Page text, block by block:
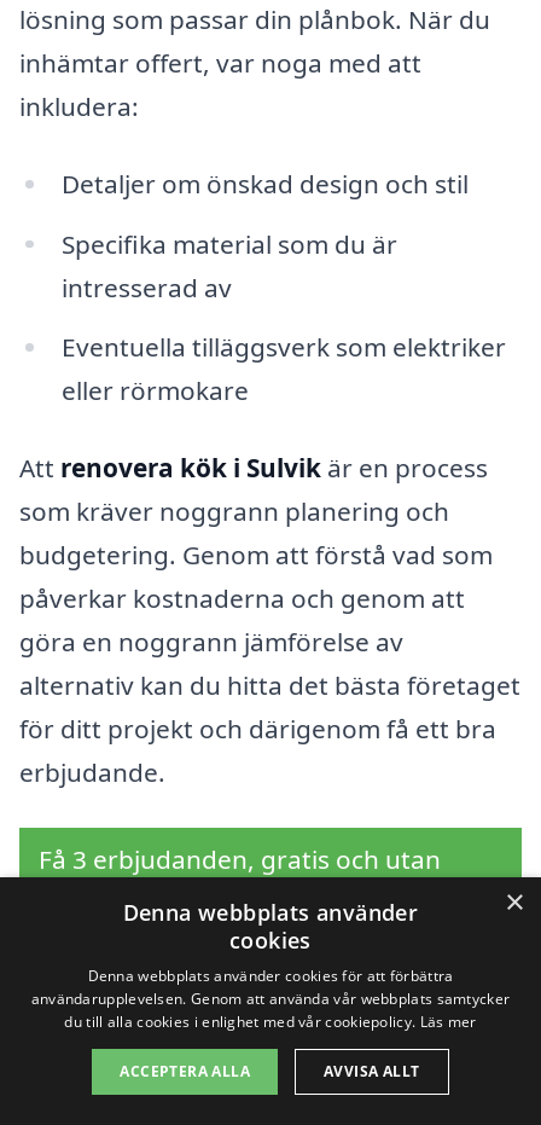
lösning som passar din plånbok. När du
inhämtar offert, var noga med att
inkludera:
Detaljer om önskad design och stil
Specifika material som du är
intresserad av
Eventuella tilläggsverk som elektriker
eller rörmokare
Att renovera kök i Sulvik är en process
som kräver noggrann planering och
budgetering. Genom att förstå vad som
påverkar kostnaderna och genom att
göra en noggrann jämförelse av
alternativ kan du hitta det bästa företaget
för ditt projekt och därigenom få ett bra
erbjudande.
Få 3 erbjudanden, gratis och utan
förpliktelser
Sök efter en
professionell för
×
Denna webbplats använder
cookies
Denna webbplats använder cookies för att förbättra
användarupplevelsen. Genom att använda vår webbplats samtycker
du till alla cookies i enlighet med vår cookiepolicy. Läs mer
ACCEPTERA ALLA AVVISA ALLT